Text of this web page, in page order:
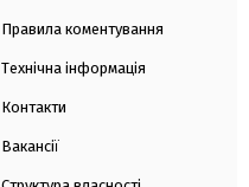
Правила коментування
Технічна інформація
Контакти
Вакансії